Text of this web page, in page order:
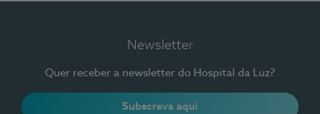
Newsletter
Quer receber a newsletter do Hospital da Luz?
Subscreva aqui